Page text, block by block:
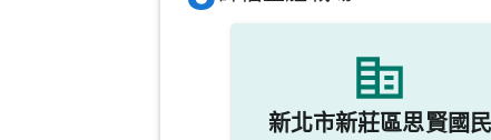
新北市新莊區思賢國民